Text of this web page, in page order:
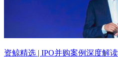
资鲸精选 | IPO并购案例深度解